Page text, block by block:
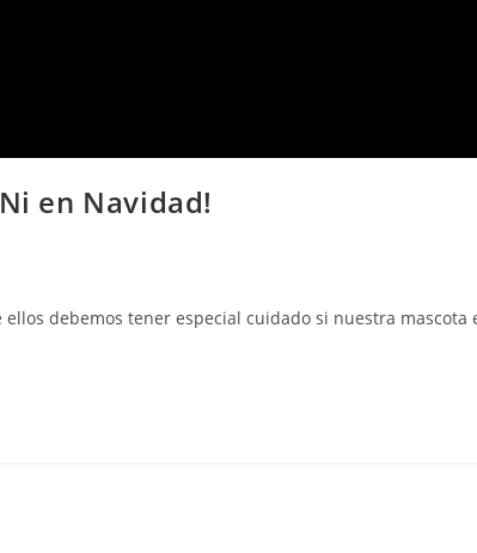
en Navidad!
debemos tener especial cuidado si nuestra mascota